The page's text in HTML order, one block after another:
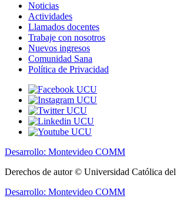
Noticias
Actividades
Llamados docentes
Trabaje con nosotros
Nuevos ingresos
Comunidad Sana
Política de Privacidad
Desarrollo: Montevideo COMM
Derechos de autor © Universidad Católica
Desarrollo: Montevideo COMM